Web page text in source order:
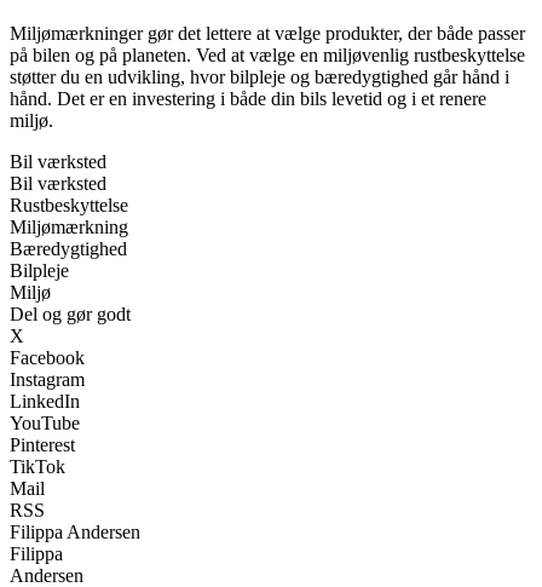
Miljømærkninger gør det lettere at vælge produkter, der både passer
på bilen og på planeten. Ved at vælge en miljøvenlig rustbeskyttelse
støtter du en udvikling, hvor bilpleje og bæredygtighed går hånd i
hånd. Det er en investering i både din bils levetid og i et renere
miljø.
Bil værksted
Bil værksted
Rustbeskyttelse
Miljømærkning
Bæredygtighed
Bilpleje
Miljø
Del og gør godt
X
Facebook
Instagram
LinkedIn
YouTube
Pinterest
TikTok
Mail
RSS
Filippa Andersen
Filippa
Andersen